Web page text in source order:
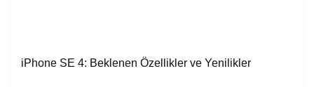
iPhone SE 4: Beklenen Özellikler ve Yenilikler